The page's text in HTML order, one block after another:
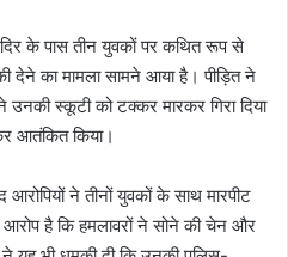
के पास तीन युवकों पर कथित रूप से
देने का मामला सामने आया है। पीड़ित ने
उनकी स्कूटी को टक्कर मारकर गिरा दिया
आतंकित किया।
ने तीनों युवकों के साथ मारपीट
है कि हमलावरों ने सोने की चेन और